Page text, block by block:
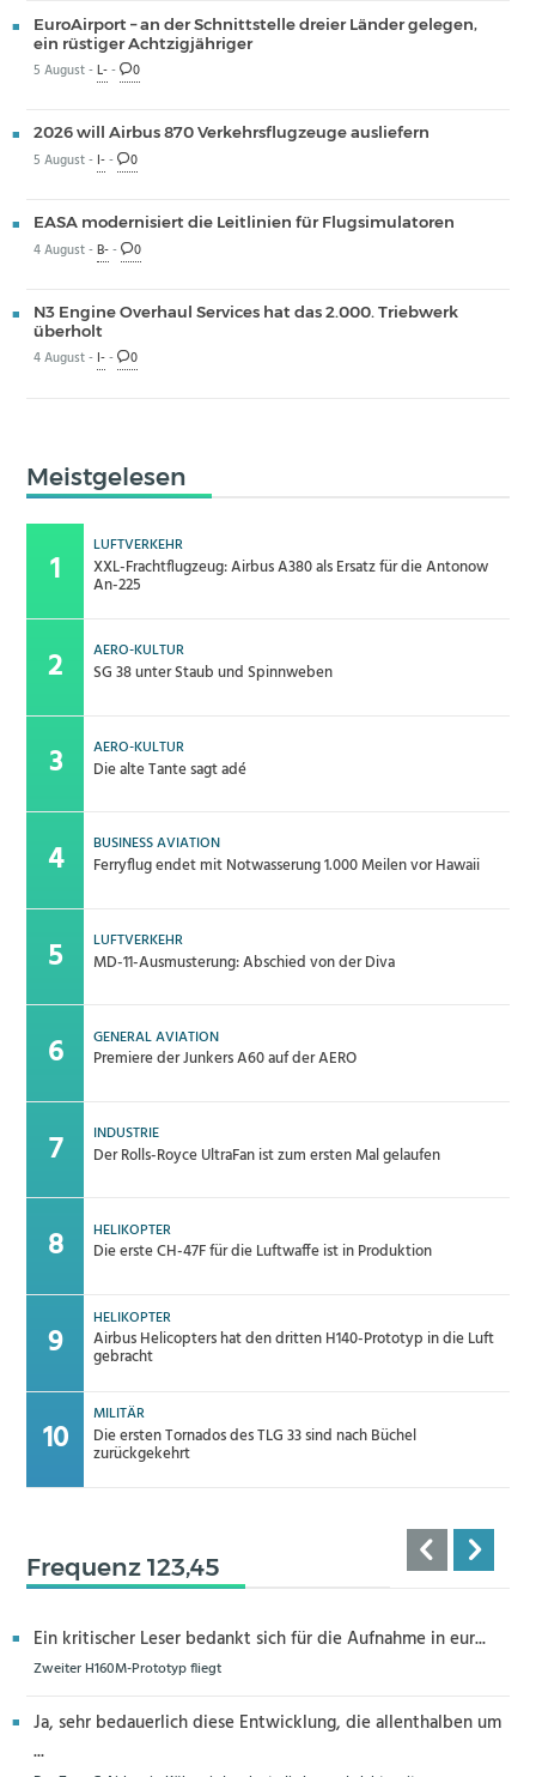
EuroAirport – an der Schnittstelle dreier Länder gelegen,
ein rüstiger Achtzigjähriger
5 August -L-- 0
2026 will Airbus 870 Verkehrsflugzeuge ausliefern
5 August - I-- 0
EASA modernisiert die Leitlinien für Flugsimulatoren
4 August -B-- 0
N3 Engine Overhaul Services hat das 2.000. Triebwerk
überholt
4 August - I-- 0
Meistgelesen
LUFTVERKEHR
XXL-Frachtflugzeug: Airbus A380 als Ersatz für die Antonow
An-225
AERO-KULTUR
SG 38 unter Staub und Spinnweben
AERO-KULTUR
Die alte Tante sagt adé
BUSINESS AVIATION
Ferryflug endet mit Notwasserung 1.000 Meilen vor Hawaii
LUFTVERKEHR
MD-11-Ausmusterung: Abschied von der Diva
GENERAL AVIATION
Premiere der Junkers A60 auf der AERO
INDUSTRIE
Der Rolls-Royce UltraFan ist zum ersten Mal gelaufen
HELIKOPTER
Die erste CH-47F für die Luftwaffe ist in Produktion
HELIKOPTER
Airbus Helicopters hat den dritten H140-Prototyp in die Luft
gebracht
MILITÄR
Die ersten Tornados des TLG 33 sind nach Büchel
zurückgekehrt
Frequenz 123,45
Ein kritischer Leser bedankt sich für die Aufnahme in eur...
Zweiter H160M-Prototyp fliegt
Ja, sehr bedauerlich diese Entwicklung, die allenthalben um
...